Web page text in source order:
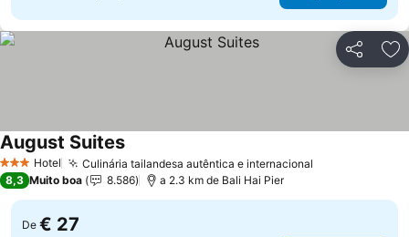
Partilhar
3 EstrelasHotel Culinária tailandesa autêntica e internacional
August SuitesVer preços
8,3 Muito boa 8.586 a 2.3 km de Bali Hai Pier
De € 27